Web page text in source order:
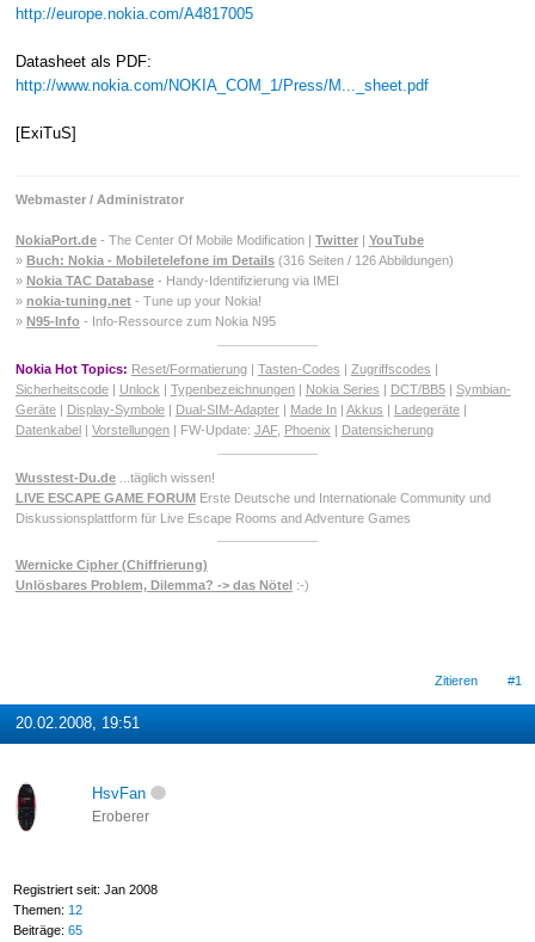
http://europe.nokia.com/A4817005
Datasheet als PDF:
http://www.nokia.com/NOKIA_COM_1/Press/M..._sheet.pdf
[ExiTuS]
Webmaster / Administrator
NokiaPort.de- The Center Of Mobile Modification | Twitter| YouTube
» Buch: Nokia - Mobiletelefone im Details(316 Seiten / 126 Abbildungen)
» Nokia TAC Database- Handy-Identifizierung via IMEI
» nokia-tuning.net- Tune up your Nokia!
» N95-Info - Info-Ressource zum Nokia N95
Nokia Hot Topics: Reset/Formatierung| Tasten-Codes | Zugriffscodes |
Sicherheitscode| Unlock | Typenbezeichnungen| Nokia Series | DCT/BB5| Symbian-
Geräte| Display-Symbole| Dual-SIM-Adapter| Made In| Akkus | Ladegeräte|
Datenkabel| Vorstellungen| FW-Update: JAF, Phoenix | Datensicherung
Wusstest-Du.de...täglich wissen!
LIVE ESCAPE GAME FORUMErste Deutsche und Internationale Community und
Diskussionsplattform für Live Escape Rooms and Adventure Games
Wernicke Cipher (Chiffrierung)
Unlösbares Problem, Dilemma? -> das Nötel :-)
Zitieren #1
20.02.2008, 19:51
HsvFan
Eroberer
Registriert seit: Jan 2008
Themen: 12
Beiträge: 65